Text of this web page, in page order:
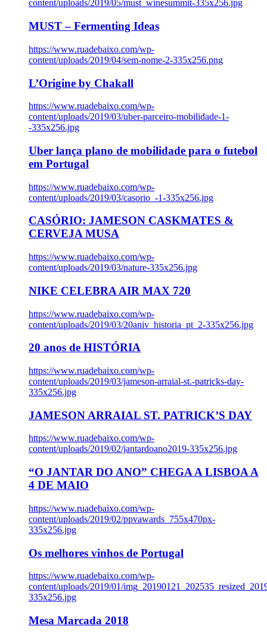
content/uploads/2019/05/must_winesummit-335x256.jpg
MUST – Fermenting Ideas
https://www.ruadebaixo.com/wp-
content/uploads/2019/04/sem-nome-2-335x256.png
L’Origine by Chakall
https://www.ruadebaixo.com/wp-
content/uploads/2019/03/uber-parceiro-mobilidade-1-
-335x256.jpg
Uber lança plano de mobilidade para o futebol
em Portugal
https://www.ruadebaixo.com/wp-
content/uploads/2019/03/casorio_-1-335x256.jpg
CASÓRIO: JAMESON CASKMATES &
CERVEJA MUSA
https://www.ruadebaixo.com/wp-
content/uploads/2019/03/nature-335x256.jpg
NIKE CELEBRA AIR MAX 720
https://www.ruadebaixo.com/wp-
content/uploads/2019/03/20aniv_historia_pt_2-335x256.jpg
20 anos de HISTÓRIA
https://www.ruadebaixo.com/wp-
content/uploads/2019/03/jameson-arraial-st.-patricks-day-
335x256.jpg
JAMESON ARRAIAL ST. PATRICK’S DAY
https://www.ruadebaixo.com/wp-
content/uploads/2019/02/jantardoano2019-335x256.jpg
“O JANTAR DO ANO” CHEGA A LISBOA A
4 DE MAIO
https://www.ruadebaixo.com/wp-
content/uploads/2019/02/ppvawards_755x470px-
335x256.jpg
Os melhores vinhos de Portugal
https://www.ruadebaixo.com/wp-
content/uploads/2019/01/
335x256.jpg
Mesa Marcada 2018